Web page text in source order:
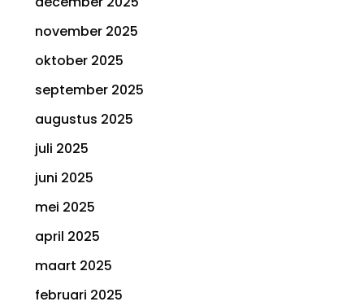
november 2025
oktober 2025
september 2025
augustus 2025
juli 2025
juni 2025
mei 2025
april 2025
maart 2025
februari 2025